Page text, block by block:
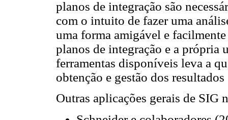
planos de integração são
com o intuito de fazer uma
uma forma amigável e
planos de integração e a própria
ferramentas disponíveis leva a
obtenção e gestão dos
Outras aplicações gerais de